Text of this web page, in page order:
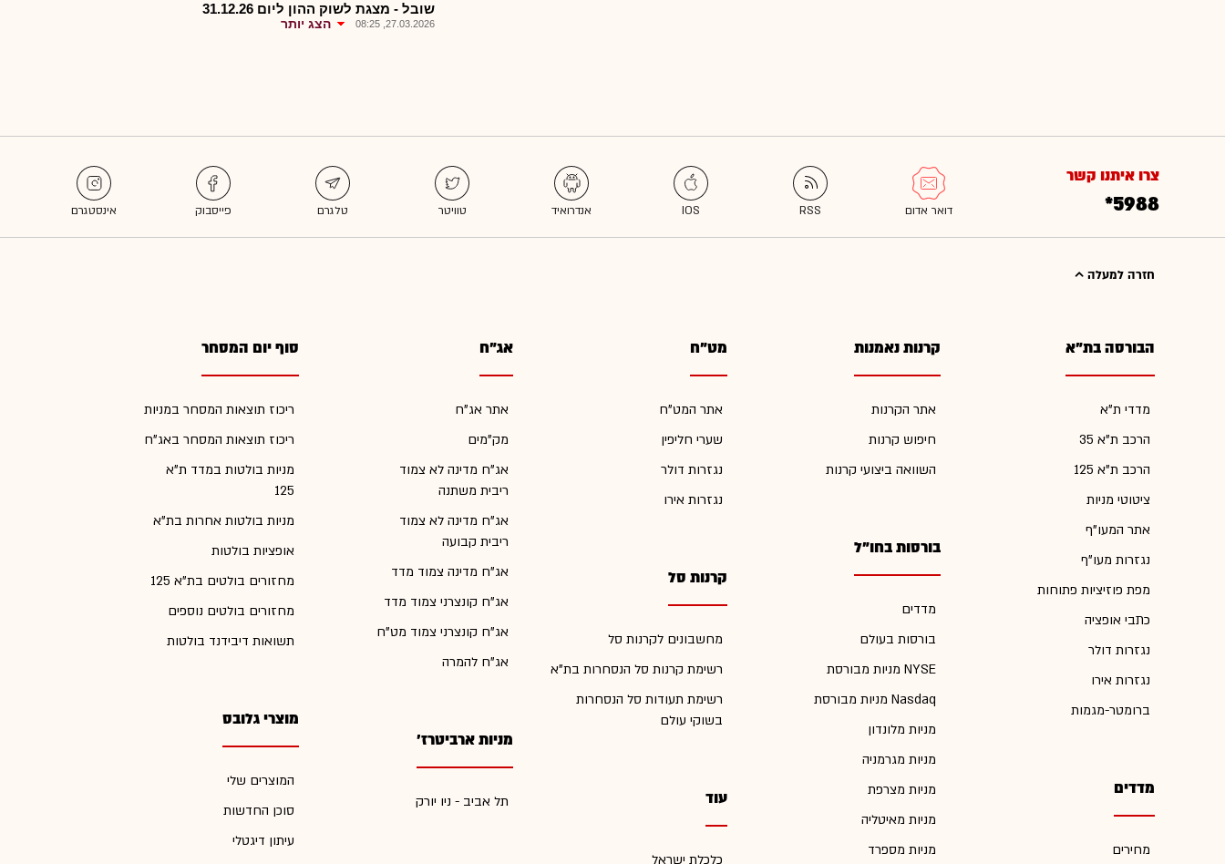
שובל - מצגת לשוק ההון ליום 31.12.26
27.03.2026, 08:25 הצג יותר
צרו איתנו קשר
*5988
חזרה למעלה
הבורסה בת"א
מדדי ת"א
הרכב ת"א 35
הרכב ת"א 125
ציטוטי מניות
אתר המעו"ף
נגזרות מעו"ף
מפת פוזיציות פתוחות
כתבי אופציה
נגזרות דולר
נגזרות אירו
ברומטר-מגמות
מדדים
מחירים
קרנות נאמנות
אתר הקרנות
חיפוש קרנות
השוואה ביצועי קרנות
בורסות בחו"ל
מדדים
בורסות בעולם
מניות מבורסת NYSE
מניות מבורסת Nasdaq
מניות מלונדון
מניות מגרמניה
מניות מצרפת
מניות מאיטליה
מניות מספרד
מט"ח
אתר המט"ח
שערי חליפין
נגזרות דולר
נגזרות אירו
קרנות סל
מחשבונים לקרנות סל
רשימת קרנות סל הנסחרות בת"א
רשימת תעודות סל הנסחרות
בשוקי עולם
עוד
כלכלת ישראל
אג"ח
אתר אג"ח
מק"מים
אג"ח מדינה לא צמוד
ריבית משתנה
אג"ח מדינה לא צמוד
ריבית קבועה
אג"ח מדינה צמוד מדד
אג"ח קונצרני צמוד מדד
אג"ח קונצרני צמוד מט"ח
אג"ח להמרה
מניות ארביטרז'
תל אביב - ניו יורק
סוף יום המסחר
ריכוז תוצאות המסחר במניות
ריכוז תוצאות המסחר באג"ח
מניות בולטות במדד ת"א
125
מניות בולטות אחרות בת"א
אופציות בולטות
מחזורים בולטים בת"א 125
מחזורים בולטים נוספים
תשואות דיבידנד בולטות
מוצרי גלובס
המוצרים שלי
סוכן החדשות
עיתון דיגטלי